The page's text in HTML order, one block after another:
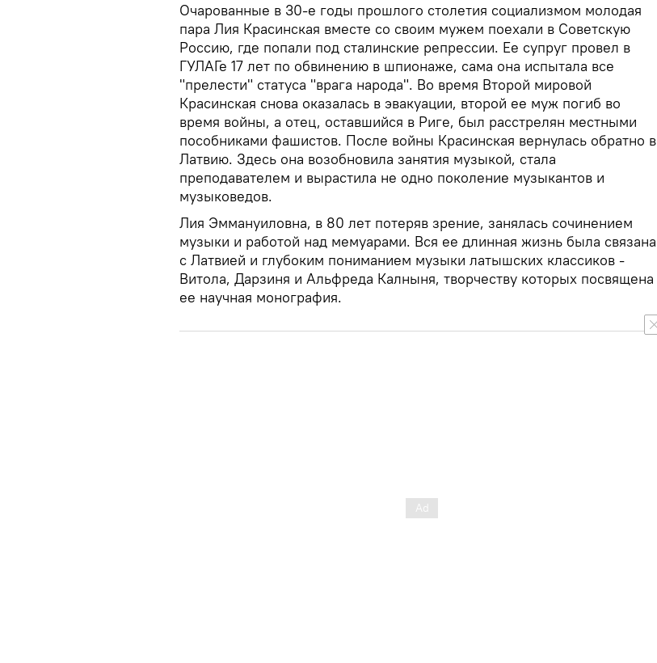
Очарованные в 30-е годы прошлого столетия социализмом молодая
пара Лия Красинская вместе со своим мужем поехали в Советскую
Россию, где попали под сталинские репрессии. Ее супруг провел в
ГУЛАГе 17 лет по обвинению в шпионаже, сама она испытала все
"прелести" статуса "врага народа". Во время Второй мировой
Красинская снова оказалась в эвакуации, второй ее муж погиб во
время войны, а отец, оставшийся в Риге, был расстрелян местными
пособниками фашистов. После войны Красинская вернулась обратно в
Латвию. Здесь она возобновила занятия музыкой, стала
преподавателем и вырастила не одно поколение музыкантов и
музыковедов.
Лия Эммануиловна, в 80 лет потеряв зрение, занялась сочинением
музыки и работой над мемуарами. Вся ее длинная жизнь была связана
с Латвией и глубоким пониманием музыки латышских классиков -
Витола, Дарзиня и Альфреда Калныня, творчеству которых посвящена
ее научная монография.